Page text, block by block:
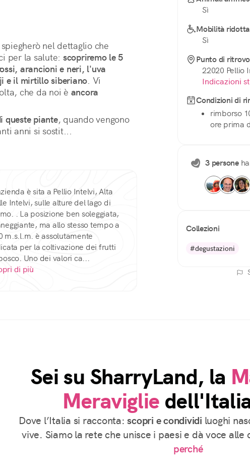
nel dettaglio che
per la salute: scopriremo le 5
arancioni e neri, l'uva
e il mirtillo siberiano. Vi
che da noi è ancora
queste piante, quando vengono
anni si sostit...
è sita a Pellio Intelvi, Alta
Intelvi, sulle alture del lago di
. La posizione ben soleggiata,
ma allo stesso tempo a
m.s.l.m. è assolutamente
per la coltivazione dei frutti
Uno dei valori ca...
di più
Sì
Mobilità ridotta
Sì
Punto di ritrovo
22020 Pellio
Indicazioni
Condizioni di
⁠rimborso
ore prima
3 persone
Collezioni
#degustazioni
Sei su SharryLand, la
Meraviglie
Dove l’Italia si racconta:scopri e condividi luoghi
vive. Siamo la rete che unisce i paesi e dà voce alle
perché